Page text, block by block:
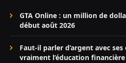
GTA Online : un million de
début août 2026
Faut-il parler d’argent avec
vraiment l’éducation financière